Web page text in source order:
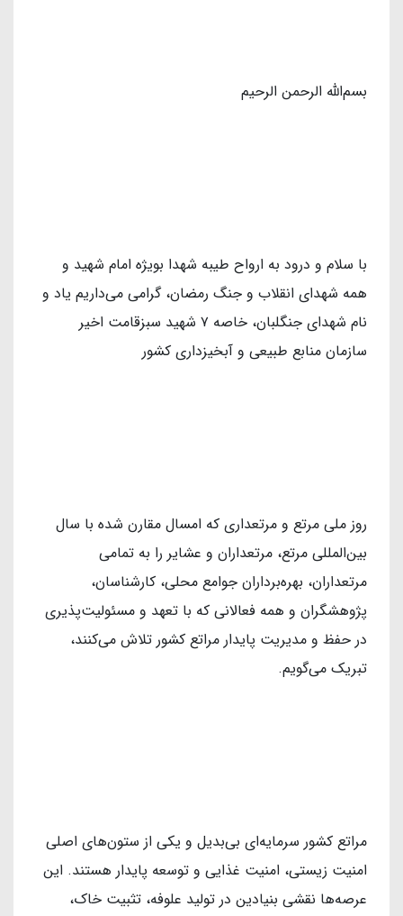
بسم‌الله الرحمن الرحیم
با سلام و درود به ارواح طیبه شهدا بویژه امام شهید و
همه شهدای انقلاب و جنگ رمضان، گرامی می‌داریم یاد و
نام شهدای جنگلبان، خاصه ۷ شهید سبزقامت اخیر
سازمان منابع طبیعی و آبخیزداری کشور
روز ملی مرتع و مرتعداری که امسال مقارن شده با سال
بین‌المللی مرتع، مرتعداران و عشایر را به تمامی
مرتعداران، بهره‌برداران جوامع محلی، کارشناسان،
پژوهشگران و همه فعالانی که با تعهد و مسئولیت‌پذیری
در حفظ و مدیریت پایدار مراتع کشور تلاش می‌کنند،
تبریک می‌گویم.
مراتع کشور سرمایه‌ای بی‌بدیل و یکی از ستون‌های اصلی
امنیت زیستی، امنیت غذایی و توسعه پایدار هستند. این
عرصه‌ها نقشی بنیادین در تولید علوفه، تثبیت خاک،